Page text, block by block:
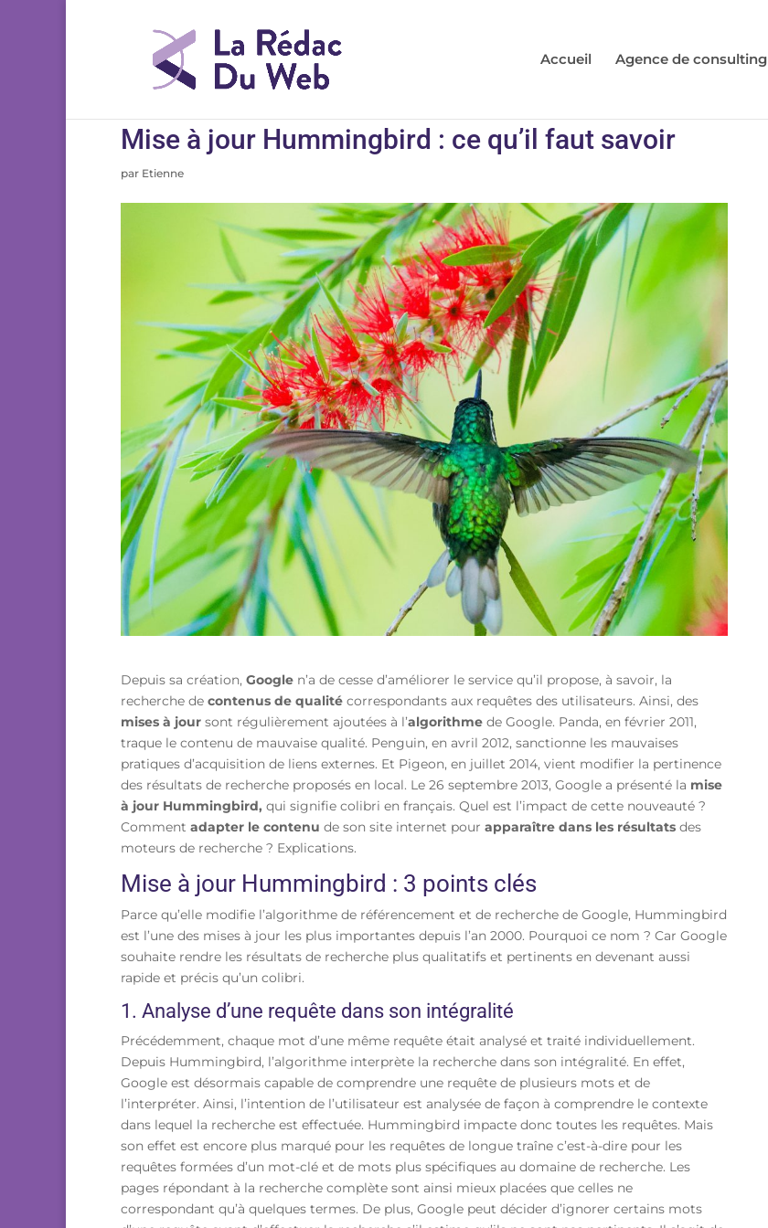
Accueil Agence de consulting
Mise à jour Hummingbird : ce qu’il faut savoir
par Etienne
Depuis sa création, Google n’a de cesse d’améliorer le service qu’il propose, à savoir, la
recherche de contenus de qualité correspondants aux requêtes des utilisateurs. Ainsi, des
mises à jour sont régulièrement ajoutées à l’algorithme de Google. Panda, en février 2011,
traque le contenu de mauvaise qualité. Penguin, en avril 2012, sanctionne les mauvaises
pratiques d’acquisition de liens externes. Et Pigeon, en juillet 2014, vient modifier la pertinence
des résultats de recherche proposés en local. Le 26 septembre 2013, Google a présenté la mise
à jour Hummingbird, qui signifie colibri en français. Quel est l’impact de cette nouveauté ?
Comment adapter le contenu de son site internet pour apparaître dans les résultats des
moteurs de recherche ? Explications.
Mise à jour Hummingbird : 3 points clés
Parce qu’elle modifie l’algorithme de référencement et de recherche de Google, Hummingbird
est l’une des mises à jour les plus importantes depuis l’an 2000. Pourquoi ce nom ? Car Google
souhaite rendre les résultats de recherche plus qualitatifs et pertinents en devenant aussi
rapide et précis qu’un colibri.
1. Analyse d’une requête dans son intégralité
Précédemment, chaque mot d’une même requête était analysé et traité individuellement.
Depuis Hummingbird, l’algorithme interprète la recherche dans son intégralité. En effet,
Google est désormais capable de comprendre une requête de plusieurs mots et de
l’interpréter. Ainsi, l’intention de l’utilisateur est analysée de façon à comprendre le contexte
dans lequel la recherche est effectuée. Hummingbird impacte donc toutes les requêtes. Mais
son effet est encore plus marqué pour les requêtes de longue traîne c’est-à-dire pour les
requêtes formées d’un mot-clé et de mots plus spécifiques au domaine de recherche. Les
pages répondant à la recherche complète sont ainsi mieux placées que celles ne
correspondant qu’à quelques termes. De plus, Google peut décider d’ignorer certains mots